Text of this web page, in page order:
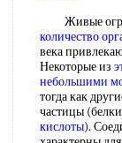
Живые
количество
века
Некоторые из
небольшими
тогда как
частицы
кислоты).